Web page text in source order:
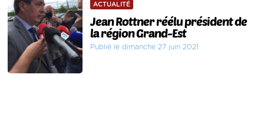
ACTUALITÉ
Jean Rottner réélu président de
la région Grand-Est
Publié le dimanche 27 juin 2021